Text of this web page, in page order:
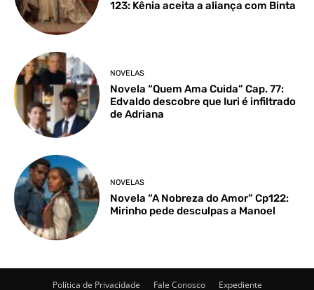
123: Kênia aceita a aliança com Binta
NOVELAS
Novela “Quem Ama Cuida” Cap. 77:
Edvaldo descobre que Iuri é infiltrado
de Adriana
NOVELAS
Novela “A Nobreza do Amor” Cp122:
Mirinho pede desculpas a Manoel
Política de Privacidade Fale Conosco Expediente